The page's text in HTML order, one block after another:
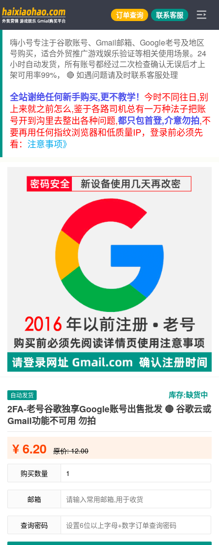
订单查询 联系客服
嗨小号专注于谷歌账号、Gmail邮箱、Google老号及地区
号购买，适合外贸推广游戏娱乐验证等相关使用场景。24
小时自动发货，所有账号都经过二次检查确认无误后才上
架可用率99%， 🔴 如遇问题请及时联系客服处理
全站谢绝任何新手购买,更不教学！ 今时不同往日,别
上来就之前怎么,鉴于各路司机总有一万种法子把账
号开到沟里去整出各种问题,都只包首登,介意勿拍,不
要再用任何指纹浏览器和低质量IP，登录前必须先
看： 注意事项》
自动发货 库存:缺货中
2FA-老号谷歌独享Google账号出售批发 🔴 谷歌云或
Gmail功能不可用 勿拍
¥ 6.20 原价: 12.00
购买数量
邮箱
查询密码